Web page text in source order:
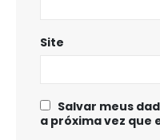
Site
Salvar meus
a próxima vez que